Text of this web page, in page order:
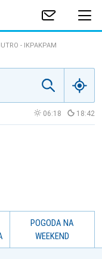
- IKPAKPAM
06:18 18:42
POGODA NA
WEEKEND